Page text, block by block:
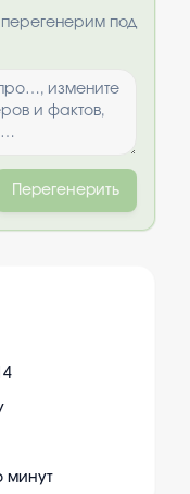
под
Перегенерить
минут